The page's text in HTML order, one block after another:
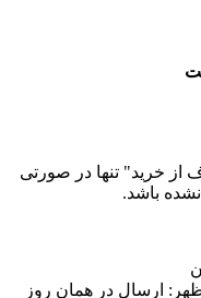
از خرید" تنها در صورتی
باشد.